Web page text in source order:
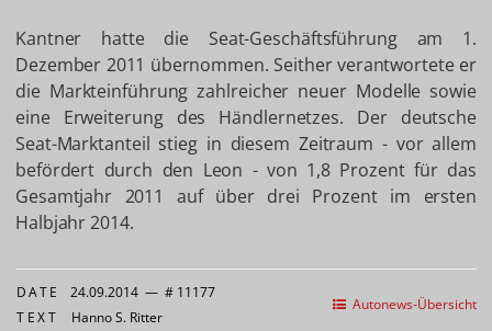
Kantner hatte die Seat-Geschäftsführung am 1.
Dezember 2011 übernommen. Seither verantwortete er
die Markteinführung zahlreicher neuer Modelle sowie
eine Erweiterung des Händlernetzes. Der deutsche
Seat-Marktanteil stieg in diesem Zeitraum - vor allem
befördert durch den Leon - von 1,8 Prozent für das
Gesamtjahr 2011 auf über drei Prozent im ersten
Halbjahr 2014.
Autonews-Übersicht
DATE 24.09.2014 — # 11177
TEXT Hanno S. Ritter